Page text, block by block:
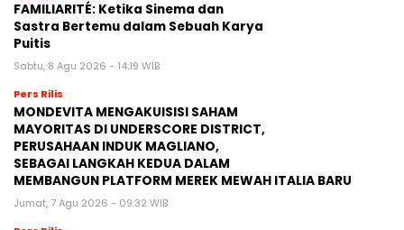
FAMILIARITÉ: Ketika Sinema dan
Sastra Bertemu dalam Sebuah Karya
Puitis
Sabtu, 8 Agu 2026 - 14:19 WIB
Pers Rilis
MONDEVITA MENGAKUISISI SAHAM
MAYORITAS DI UNDERSCORE DISTRICT,
PERUSAHAAN INDUK MAGLIANO,
SEBAGAI LANGKAH KEDUA DALAM
MEMBANGUN PLATFORM MEREK MEWAH ITALIA BARU
Jumat, 7 Agu 2026 - 09:32 WIB